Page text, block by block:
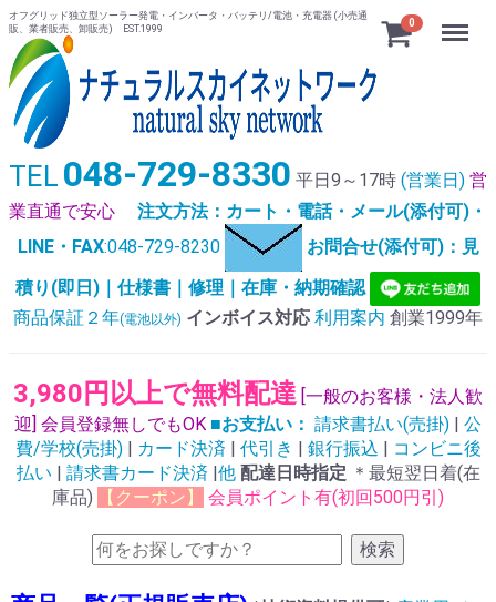
オフグリッド独立型ソーラー発電・インバータ・バッテリ/電池・充電器 (小売通
販、業者販売、卸販売) EST.1999
0 Menu
TEL 048-729-8330 平日9～17時 (営業日) 営
業直通で安心
注文方法：カート・電話・メール(添付可)・
LINE・FAX:048-729-8230
お問合せ(添付可)：見
積り(即日)｜仕様書｜修理｜在庫・納期確認
商品保証２年(電池以外) インボイス対応 利用案内 創業1999年
3,980円以上で無料配達 [一般のお客様・法人歓
迎] 会員登録無しでもOK ■お支払い： 請求書払い(売掛) | 公
費/学校(売掛) | カード決済 | 代引き | 銀行振込 | コンビニ後
払い | 請求書カード決済 |他 配達日時指定 ＊最短翌日着(在
庫品)
【クーポン】 会員ポイント有(初回500円引)
検索